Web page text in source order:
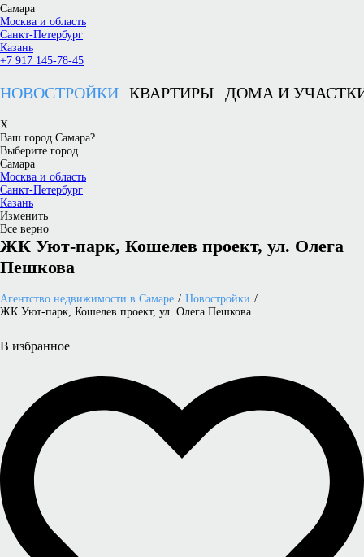
Самара
Москва и область
Санкт-Петербург
Казань
+7 917 145-78-45
НОВОСТРОЙКИ КВАРТИРЫ ДОМА И
X
Ваш город Самара?
Выберите город
Самара
Москва и область
Санкт-Петербург
Казань
Изменить
Все верно
ЖК Уют-парк, Кошелев проект, ул. Олега
Пешкова
Агентство недвижимости в Самаре
Новостройки
ЖК Уют-парк, Кошелев проект, ул. Олега Пешкова
В избранное